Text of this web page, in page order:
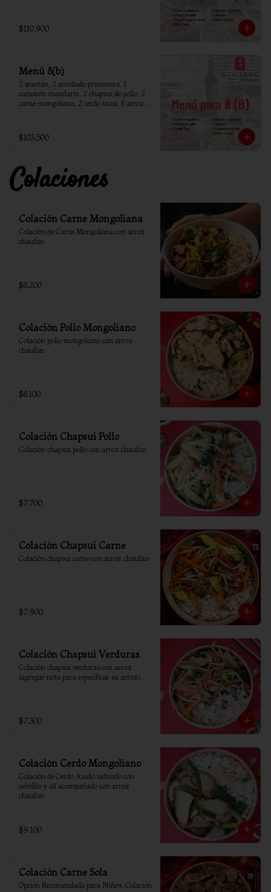
$110.900
Menú 8(b)
2 wantan, 2 arrollado primavera, 1
camarón mandarín, 2 chapsui de pollo, 2
carne mongoliana, 2 cerdo tausi, 8 arroz
$103.500
Colaciones
Colación Carne Mongoliana
Colación de Carne Mongoliana con arroz
chaufan
$8.200
Colación Pollo Mongoliano
Colación pollo mongoliano con arroz
chaufan
$8.100
Colación Chapsui Pollo
Colación chapsui pollo con arroz chaufan
$7.700
Colación Chapsui Carne
Colación chapsui carne con arroz chaufan
$7.900
Colación Chapsui Verduras
Colación chapsui verduras con arroz
(agregar nota para especificar su arroz).
$7.300
Colación Cerdo Mongoliano
Colación de Cerdo Asado salteado con
cebollín y ají acompañado con arroz
chaufan
$9.100
Colación Carne Sola
Opción Recomendada para Niños. Colación